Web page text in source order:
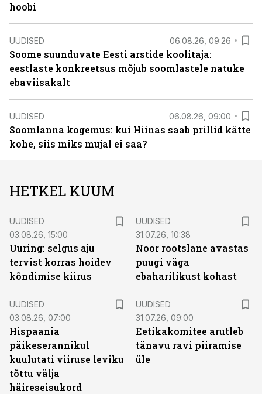
hoobi
UUDISED 06.08.26, 09:26
Soome suunduvate Eesti arstide koolitaja:
eestlaste konkreetsus mõjub soomlastele natuke
ebaviisakalt
UUDISED 06.08.26, 09:00
Soomlanna kogemus: kui Hiinas saab prillid kätte
kohe, siis miks mujal ei saa?
HETKEL KUUM
UUDISED
03.08.26, 15:00
Uuring: selgus aju
tervist korras hoidev
kõndimise kiirus
UUDISED
31.07.26, 10:38
Noor rootslane avastas
puugi väga
ebaharilikust kohast
UUDISED
03.08.26, 07:00
Hispaania
päikeserannikul
kuulutati viiruse leviku
tõttu välja
häireseisukord
UUDISED
31.07.26, 09:00
Eetikakomitee arutleb
tänavu ravi piiramise
üle